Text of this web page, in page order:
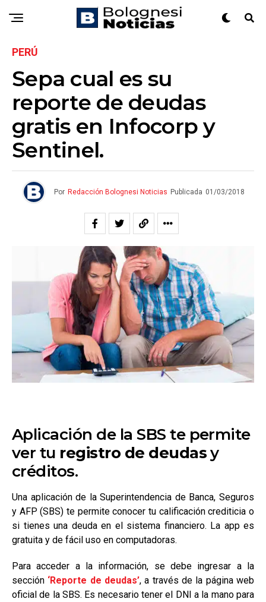
PERÚ
Sepa cual es su
reporte de deudas
gratis en Infocorp y
Sentinel.
Por Redacción Bolognesi Noticias Publicada 01/03/2018
Aplicación de la SBS te permite
ver tu registro de deudasy
créditos.
Una aplicación de la Superintendencia de Banca, Seguros
y AFP (SBS) te permite conocer tu calificación crediticia o
si tienes una deuda en el sistema financiero. La app es
gratuita y de fácil uso en computadoras.
Para acceder a la información, se debe ingresar a la
sección ‘Reporte de deudas’, a través de la página web
oficial de la SBS. Es necesario tener el DNI a la mano para